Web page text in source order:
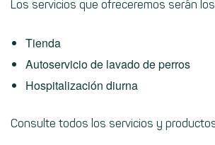
Los servicios que ofreceremos serán
Tienda
Autoservicio de lavado de perros
Hospitalización diurna
Consulte todos los servicios y